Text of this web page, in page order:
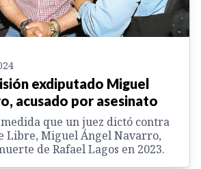
exdiputado Miguel
acusado por asesinato
que un juez dictó contra
Libre, Miguel Ángel Navarro,
de Rafael Lagos en 2023.